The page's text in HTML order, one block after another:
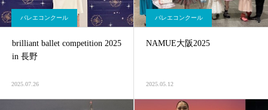
バレエコンクール
brilliant ballet competition 2025
in 長野
2025.07.26
バレエコンクール
NAMUE大阪2025
2025.05.12